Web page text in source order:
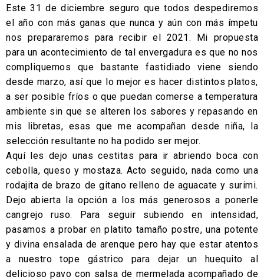
Este 31 de diciembre seguro que todos despediremos
el año con más ganas que nunca y aún con más ímpetu
nos prepararemos para recibir el 2021. Mi propuesta
para un acontecimiento de tal envergadura es que no nos
compliquemos que bastante fastidiado viene siendo
desde marzo, así que lo mejor es hacer distintos platos,
a ser posible fríos o que puedan comerse a temperatura
ambiente sin que se alteren los sabores y repasando en
mis libretas, esas que me acompañan desde niña, la
selección resultante no ha podido ser mejor.
Aquí les dejo unas cestitas para ir abriendo boca con
cebolla, queso y mostaza. Acto seguido, nada como una
rodajita de brazo de gitano relleno de aguacate y surimi.
Dejo abierta la opción a los más generosos a ponerle
cangrejo ruso. Para seguir subiendo en intensidad,
pasamos a probar en platito tamaño postre, una potente
y divina ensalada de arenque pero hay que estar atentos
a nuestro tope gástrico para dejar un huequito al
delicioso pavo con salsa de mermelada acompañado de